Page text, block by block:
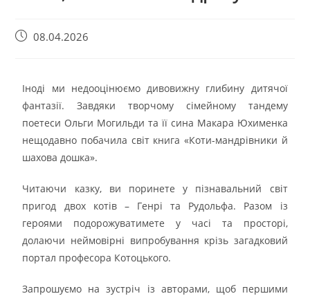
08.04.2026
Іноді ми недооцінюємо дивовижну глибину дитячої
фантазії. Завдяки творчому сімейному тандему
поетеси Ольги Могильди та її сина Макара Юхименка
нещодавно побачила світ книга «Коти-мандрівники й
шахова дошка».
Читаючи казку, ви поринете у пізнавальний світ
пригод двох котів – Генрі та Рудольфа. Разом із
героями подорожуватимете у часі та просторі,
долаючи неймовірні випробування крізь загадковий
портал професора Котоцького.
Запрошуємо на зустріч із авторами, щоб першими